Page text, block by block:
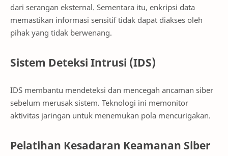
dari serangan eksternal. Sementara itu, enkripsi data
memastikan informasi sensitif tidak dapat diakses oleh
pihak yang tidak berwenang.
Sistem Deteksi Intrusi (IDS)
IDS membantu mendeteksi dan mencegah ancaman siber
sebelum merusak sistem. Teknologi ini memonitor
aktivitas jaringan untuk menemukan pola mencurigakan.
Pelatihan Kesadaran Keamanan Siber